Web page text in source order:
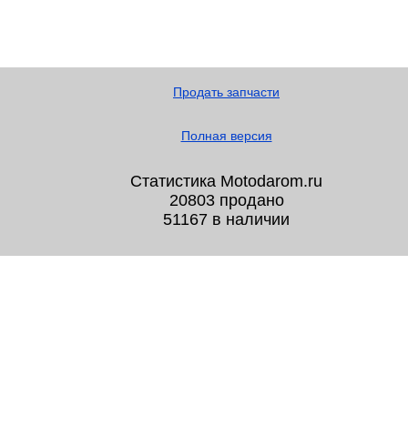
Продать запчасти
Полная версия
Статистика Motodarom.ru
20803 продано
51167 в наличии